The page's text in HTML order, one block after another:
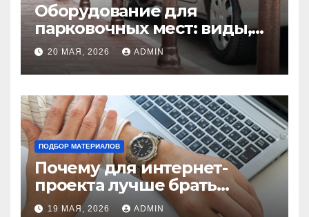
Оборудование для
парковочных мест: виды,
функции и нормы
установки
20 МАЯ, 2026 ADMIN
ПОДБОР МАТЕРИАЛОВ
Почему для интернет-
проекта лучше брать
отдельный сервер:
19 МАЯ, 2026 ADMIN